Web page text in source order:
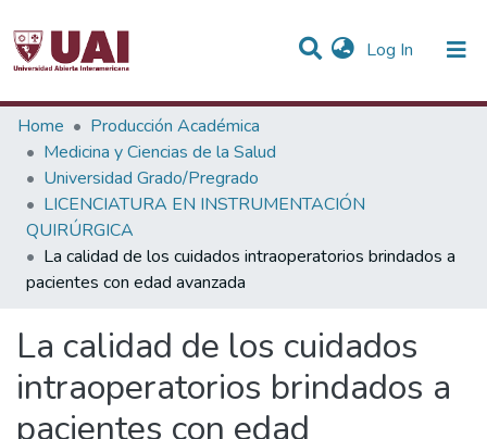
Log In (current)
Statistics
Communities & Collections
All of DSpace
Home
Producción Académica
Medicina y Ciencias de la Salud
Universidad Grado/Pregrado
LICENCIATURA EN INSTRUMENTACIÓN
QUIRÚRGICA
La calidad de los cuidados intraoperatorios brindados a
pacientes con edad avanzada
La calidad de los cuidados
intraoperatorios brindados a
pacientes con edad